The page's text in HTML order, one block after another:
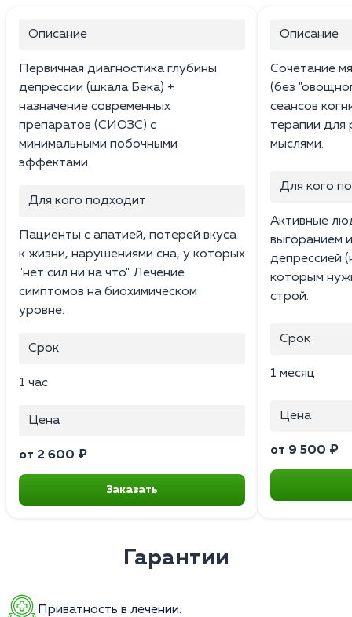
Описание
Первичная диагностика глубины
депрессии (шкала Бека) +
назначение современных
препаратов (СИОЗС) с
минимальными побочными
эффектами.
Для кого подходит
Пациенты с апатией, потерей вкуса
к жизни, нарушениями сна, у которых
"нет сил ни на что". Лечение
симптомов на биохимическом
уровне.
Срок
1 час
Цена
от 2 600 ₽
Заказать
Описание
Сочетание
(без
сеансов
терапии для
мыслями.
Для кого
Активные
выгоранием
депрессией
которым
строй.
Срок
1 месяц
Цена
от 9 500 ₽
Гарантии
Приватность в лечении.